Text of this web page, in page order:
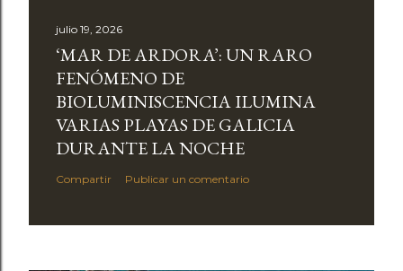
julio 19, 2026
‘MAR DE ARDORA’: UN RARO
FENÓMENO DE
BIOLUMINISCENCIA ILUMINA
VARIAS PLAYAS DE GALICIA
DURANTE LA NOCHE
Compartir Publicar un comentario